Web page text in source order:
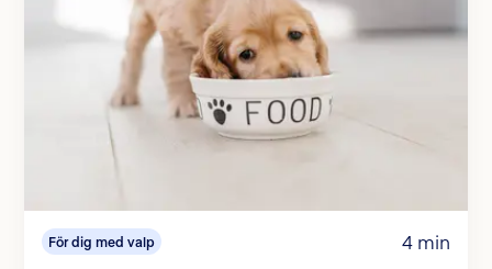
För dig med valp 4 min